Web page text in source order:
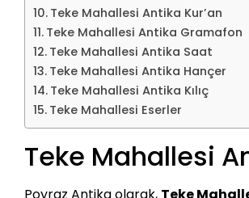
Teke Mahallesi Antika Kur’an
Teke Mahallesi Antika Gramafon
Teke Mahallesi Antika Saat
Teke Mahallesi Antika Hançer
Teke Mahallesi Antika Kılıç
Teke Mahallesi Eserler
Teke Mahallesi
Poyraz Antika olarak, Teke